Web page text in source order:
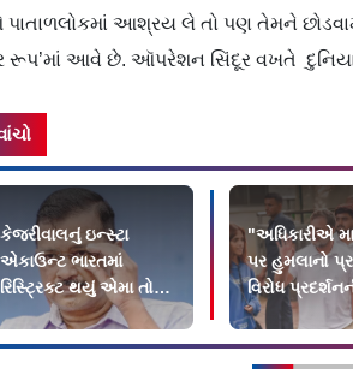
પાતાળલોકમાં આશ્રય લે તો પણ તેમને
રૂપ’માં આવે છે. ઑપરેશન સિંદૂર વખતે
કેજરીવાલનું ઇન્સ્ટા
એકાઉન્ટ ભારતમાં
રિસ્ટ્રિક્ટ થયું એમા તો
PM મોદીને સંભળાવ્યું
"અધિકારીએ
પર હુમલાનો
વિરોધ
યુવતીના આરોપો